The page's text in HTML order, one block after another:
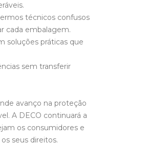
técnicos confusos
cada embalagem.
soluções práticas que
sem transferir
avanço na proteção
A DECO continuará a
os consumidores e
seus direitos.